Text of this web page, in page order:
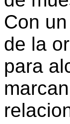
Con
de la
para